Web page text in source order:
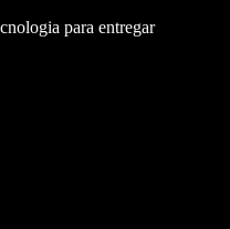
para entregar